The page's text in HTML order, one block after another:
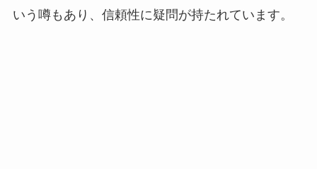
いう噂もあり、信頼性に疑問が持たれています。